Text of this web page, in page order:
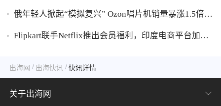
俄年轻人掀起“模拟复兴” Ozon唱片机销量暴涨1.5倍黑
Flipkart联手Netflix推出会员福利，印度电商平台加码
出海网 / 出海快讯 / 快讯详情
关于出海网